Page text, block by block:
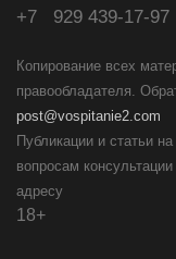
+7 929 439-17-97
Копирование всех
правообладателя.
post@vospitanie2.com
Публикации и статьи
вопросам
адресу
18+